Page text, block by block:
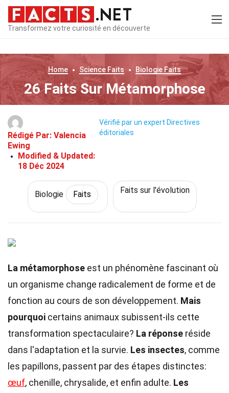
Transformez votre curiosité en découverte
Home Science Faits Biologie Faits
26 Faits Sur Métamorphose
Rédigé Par: Valencia
Ewing
Modified & Updated:
18 Déc 2024
Vérifié par un expert Directives
éditoriales
Biologie Faits Faits sur l'évolution
La métamorphose est un phénomène fascinant où
un organisme change radicalement de forme et de
fonction au cours de son développement. Mais
pourquoi certains animaux subissent-ils cette
transformation spectaculaire? La réponse réside
dans l'adaptation et la survie. Les insectes, comme
les papillons, passent par des étapes distinctes:
œuf, chenille, chrysalide, et enfin adulte. Les